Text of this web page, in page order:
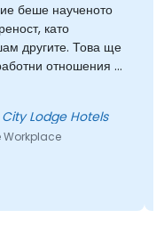
ще
и
Lodge Hotels
Той взе
допусна
дискусиите
Donna